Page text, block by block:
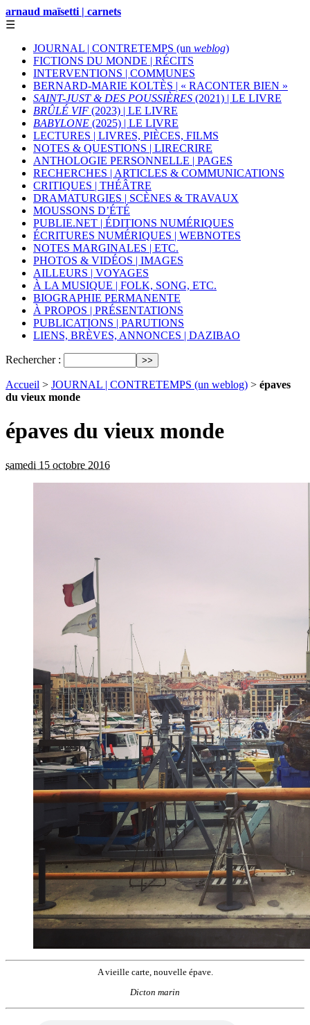
arnaud maïsetti | carnets
☰
JOURNAL | CONTRETEMPS (un weblog)
FICTIONS DU MONDE | RÉCITS
INTERVENTIONS | COMMUNES
BERNARD-MARIE KOLTÈS | « RACONTER BIEN »
SAINT-JUST & DES POUSSIÈRES (2021) | LE LIVRE
BRÛLÉ VIF (2023) | LE LIVRE
BABYLONE (2025) | LE LIVRE
LECTURES | LIVRES, PIÈCES, FILMS
NOTES & QUESTIONS | LIRECRIRE
ANTHOLOGIE PERSONNELLE | PAGES
RECHERCHES | ARTICLES & COMMUNICATIONS
CRITIQUES | THÉÂTRE
DRAMATURGIES | SCÈNES & TRAVAUX
MOUSSONS D’ÉTÉ
PUBLIE.NET | ÉDITIONS NUMÉRIQUES
ÉCRITURES NUMÉRIQUES | WEBNOTES
NOTES MARGINALES | ETC.
PHOTOS & VIDÉOS | IMAGES
AILLEURS | VOYAGES
À LA MUSIQUE | FOLK, SONG, ETC.
BIOGRAPHIE PERMANENTE
À PROPOS | PRÉSENTATIONS
PUBLICATIONS | PARUTIONS
LIENS, BRÈVES, ANNONCES | DAZIBAO
Rechercher :
Accueil > JOURNAL | CONTRETEMPS (un weblog) > épaves
du vieux monde
épaves du vieux monde
samedi 15 octobre 2016
A vieille carte, nouvelle épave.
Dicton marin